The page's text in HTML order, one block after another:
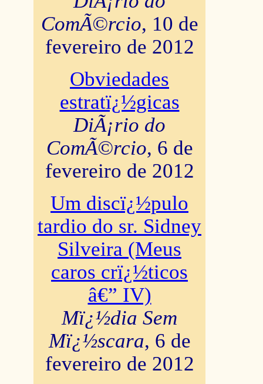
ComÃ©rcio, 10 de
fevereiro de 2012
Obviedades
estratï¿½gicas
DiÃ¡rio do
ComÃ©rcio, 6 de
fevereiro de 2012
Um discï¿½pulo
tardio do sr. Sidney
Silveira (Meus
caros crï¿½ticos
â€” IV)
Mï¿½dia Sem
Mï¿½scara, 6 de
fevereiro de 2012